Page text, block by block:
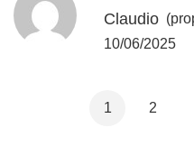
Claudio
10/06/2025
1 2